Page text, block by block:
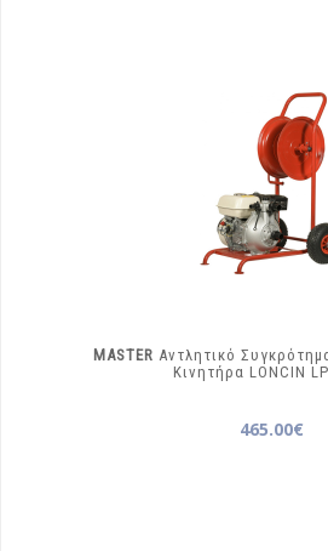
MASTER Αντλητικό
Κινητήρα LONCIN
465.00€